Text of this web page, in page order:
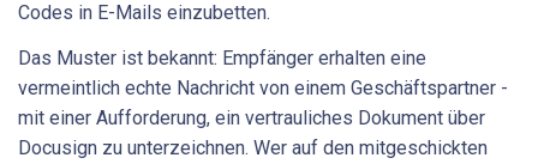
Codes in E-Mails einzubetten.
Das Muster ist bekannt: Empfänger erhalten eine
vermeintlich echte Nachricht von einem Geschäftspartner -
mit einer Aufforderung, ein vertrauliches Dokument über
Docusign zu unterzeichnen. Wer auf den mitgeschickten